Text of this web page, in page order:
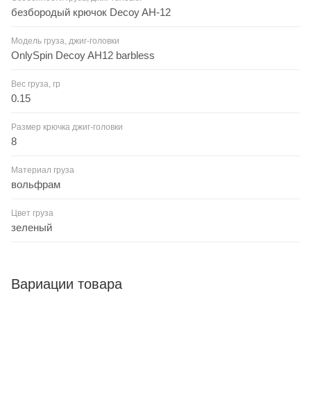
безбородый крючок Decoy AH-12
Модель груза, джиг-головки
OnlySpin Decoy AH12 barbless
Вес груза, гр
0.15
Размер крючка джиг-головки
8
Материал груза
вольфрам
Цвет груза
зеленый
Вариации товара